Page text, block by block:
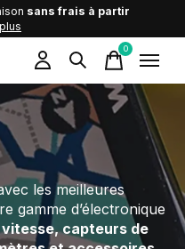
sans frais à partir
0items
les meilleures
gamme d’électronique
vitesse, capteurs de